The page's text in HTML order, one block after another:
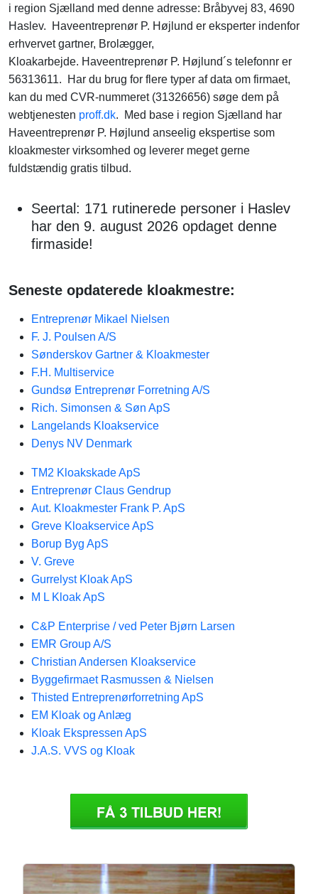
i region Sjælland med denne adresse: Bråbyvej 83, 4690
Haslev. Haveentreprenør P. Højlund er eksperter indenfor
erhvervet gartner, Brolægger,
Kloakarbejde. Haveentreprenør P. Højlund´s telefonnr er
56313611. Har du brug for flere typer af data om firmaet,
kan du med CVR-nummeret (31326656) søge dem på
webtjenesten proff.dk. Med base i region Sjælland har
Haveentreprenør P. Højlund anseelig ekspertise som
kloakmester virksomhed og leverer meget gerne
fuldstændig gratis tilbud.
Seertal: 171 rutinerede personer i Haslev
har den 9. august 2026 opdaget denne
firmaside!
Seneste opdaterede kloakmestre:
Entreprenør Mikael Nielsen
F. J. Poulsen A/S
Sønderskov Gartner & Kloakmester
F.H. Multiservice
Gundsø Entreprenør Forretning A/S
Rich. Simonsen & Søn ApS
Langelands Kloakservice
Denys NV Denmark
TM2 Kloakskade ApS
Entreprenør Claus Gendrup
Aut. Kloakmester Frank P. ApS
Greve Kloakservice ApS
Borup Byg ApS
V. Greve
Gurrelyst Kloak ApS
M L Kloak ApS
C&P Enterprise / ved Peter Bjørn Larsen
EMR Group A/S
Christian Andersen Kloakservice
Byggefirmaet Rasmussen & Nielsen
Thisted Entreprenørforretning ApS
EM Kloak og Anlæg
Kloak Ekspressen ApS
J.A.S. VVS og Kloak